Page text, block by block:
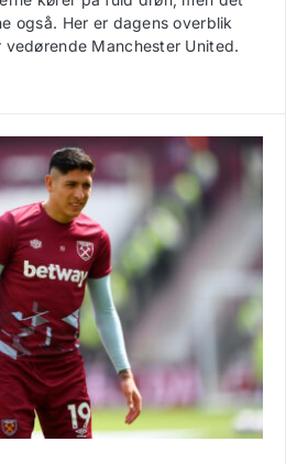
også. Her er dagens overblik
Manchester United.